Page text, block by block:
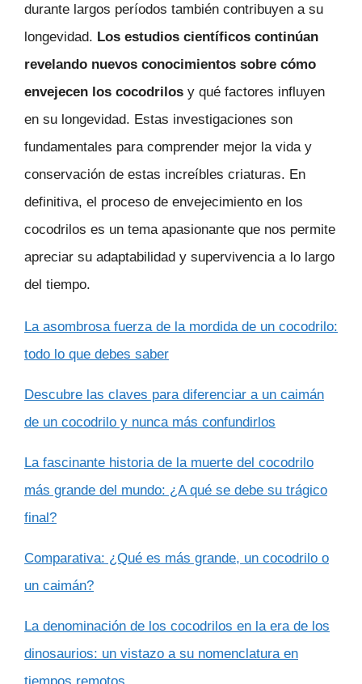
durante largos períodos también contribuyen a su
longevidad. Los estudios científicos continúan
revelando nuevos conocimientos sobre cómo
envejecen los cocodrilos y qué factores influyen
en su longevidad. Estas investigaciones son
fundamentales para comprender mejor la vida y
conservación de estas increíbles criaturas. En
definitiva, el proceso de envejecimiento en los
cocodrilos es un tema apasionante que nos permite
apreciar su adaptabilidad y supervivencia a lo largo
del tiempo.
La asombrosa fuerza de la mordida de un cocodrilo:
todo lo que debes saber
Descubre las claves para diferenciar a un caimán
de un cocodrilo y nunca más confundirlos
La fascinante historia de la muerte del cocodrilo
más grande del mundo: ¿A qué se debe su trágico
final?
Comparativa: ¿Qué es más grande, un cocodrilo o
un caimán?
La denominación de los cocodrilos en la era de los
dinosaurios: un vistazo a su nomenclatura en